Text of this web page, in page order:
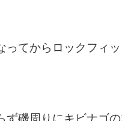
ってからロックフィッ
ず磯周りにキビナゴ